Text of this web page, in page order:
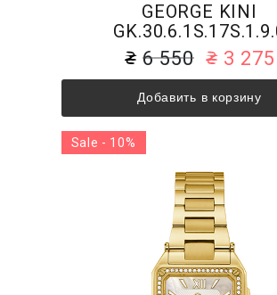
GEORGE KINI
6 550 3 275
Добавить в корзину
Sale - 10%